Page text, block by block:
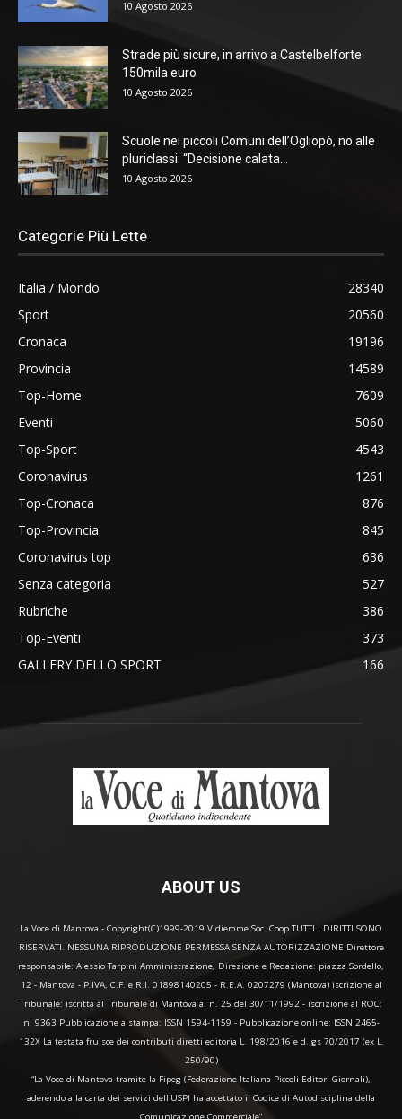
10 Agosto 2026
Strade più sicure, in arrivo a Castelbelforte
150mila euro
10 Agosto 2026
Scuole nei piccoli Comuni dell’Ogliopò, no alle
pluriclassi: “Decisione calata...
10 Agosto 2026
Categorie Più Lette
Italia / Mondo
28340
Sport
20560
Cronaca
19196
Provincia
14589
Top-Home
7609
Eventi
5060
Top-Sport
4543
Coronavirus
1261
Top-Cronaca
876
Top-Provincia
845
Coronavirus top
636
Senza categoria
527
Rubriche
386
Top-Eventi
373
GALLERY DELLO SPORT
166
ABOUT US
La Voce di Mantova - Copyright(C)1999-2019 Vidiemme Soc. Coop TUTTI I DIRITTI SONO
RISERVATI. NESSUNA RIPRODUZIONE PERMESSA SENZA AUTORIZZAZIONE Direttore
responsabile: Alessio Tarpini Amministrazione, Direzione e Redazione: piazza Sordello,
12 - Mantova - P.IVA, C.F. e R.I. 01898140205 - R.E.A. 0207279 (Mantova) iscrizione al
Tribunale: iscritta al Tribunale di Mantova al n. 25 del 30/11/1992 - iscrizione al ROC:
n. 9363 Pubblicazione a stampa: ISSN 1594-1159 - Pubblicazione online: ISSN 2465-
132X La testata fruisce dei contributi diretti editoria L. 198/2016 e d.lgs 70/2017 (ex L.
250/90)
“La Voce di Mantova tramite la Fipeg (Federazione Italiana Piccoli Editori Giornali),
aderendo alla carta dei servizi dell'USPI ha accettato il Codice di Autodisciplina della